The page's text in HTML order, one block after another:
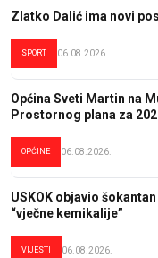
Zlatko Dalić ima novi
SPORT 06.08.2026.
Općina Sveti Martin na
Prostornog plana za
OPĆINE 06.08.2026.
USKOK objavio
“vječne kemikalije”
VIJESTI 06.08.2026.